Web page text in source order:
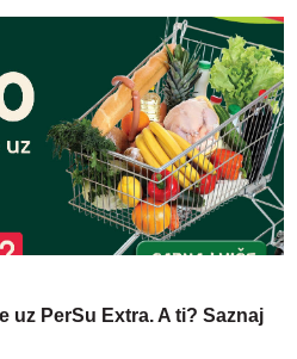
uz PerSu Extra. A ti? Saznaj